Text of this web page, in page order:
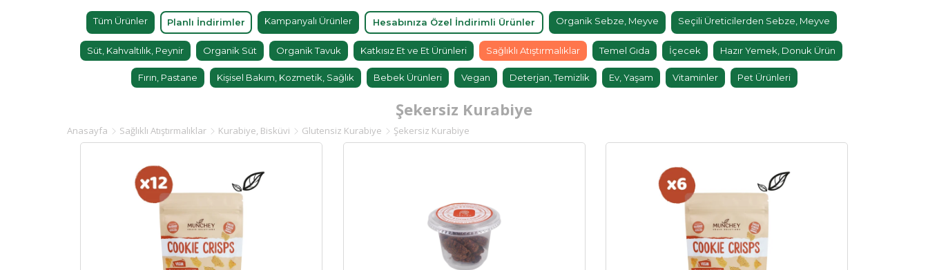
Tüm Ürünler Planlı İndirimler Kampanyalı Ürünler Hesabınıza Özel İndirimli Ürünler Organik Sebze, Meyve Seçili Üreticilerden Sebze, Meyve
Süt, Kahvaltılık, Peynir Organik Süt Organik Tavuk Katkısız Et ve Et Ürünleri Sağlıklı Atıştırmalıklar Temel Gıda İçecek Hazır Yemek, Donuk Ürün
Fırın, Pastane Kişisel Bakım, Kozmetik, Sağlık Bebek Ürünleri Vegan Deterjan, Temizlik Ev, Yaşam Vitaminler Pet Ürünleri
Şekersiz Kurabiye
Anasayfa Sağlıklı Atıştırmalıklar Kurabiye, Bisküvi Glutensiz Kurabiye Şekersiz Kurabiye